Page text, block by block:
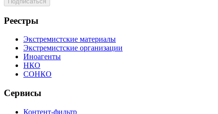
Реестры
Экстремистские материалы
Экстремистские организации
Иноагенты
НКО
СОНКО
Сервисы
Контент-фильтр